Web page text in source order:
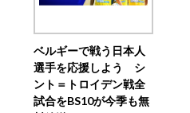
ベルギーで戦う日本人
選手を応援しよう シ
ント＝トロイデン戦全
試合をBS10が今季も無